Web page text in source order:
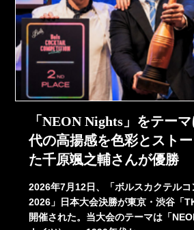
「NEON Nights」をテー
代の高揚感を色彩とスト
た千原颯之輔さんが優勝
2026年7月12日、「ボルスカクテル
2026」日本大会決勝が東京・渋谷「
開催された。当大会のテーマは「